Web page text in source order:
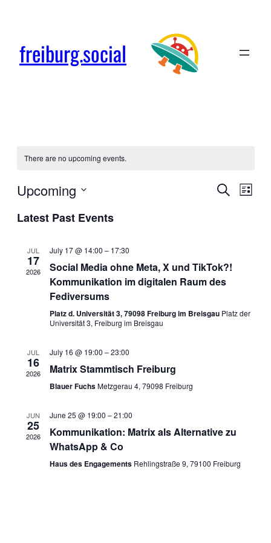
freiburg.social
There are no upcoming events.
Events
Search
List
Upcoming
date.
Latest Past Events
JUL
17
2026
July 17 @ 14:00 – 17:30
Social Media ohne Meta, X und TikTok?!
Kommunikation im digitalen Raum des
Fediversums
Platz d. Universität 3, 79098 Freiburg im Breisgau Platz der
Universität 3, Freiburg im Breisgau
JUL
16
2026
July 16 @ 19:00 –23:00
Matrix Stammtisch Freiburg
Blauer FuchsMetzgerau 4, 79098 Freiburg
JUN
25
2026
June 25 @ 19:00 –21:00
Kommunikation: Matrix als Alternative zu
WhatsApp & Co
Haus des Engagements Rehlingstraße 9, 79100 Freiburg